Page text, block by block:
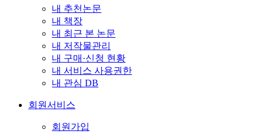
내 추천논문
내 책장
내 최근 본 논문
내 저작물관리
내 구매·신청 현황
내 서비스 사용권한
내 관심 DB
회원서비스
회원가입